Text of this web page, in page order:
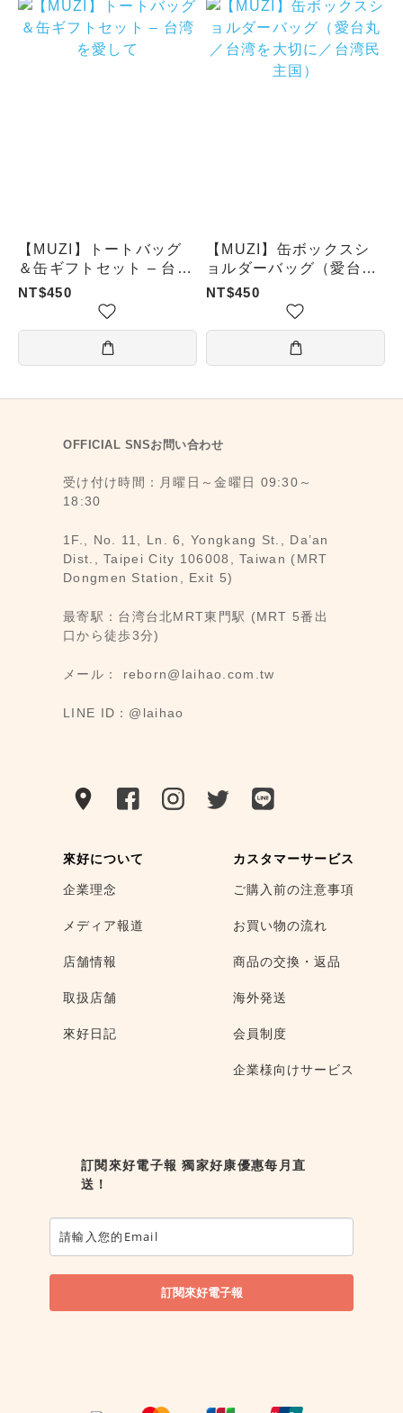
【MUZI】トートバッグ
＆缶ギフトセット – 台湾
を愛して
NT$450
【MUZI】缶ボックスシ
ョルダーバッグ（愛台丸
／台湾を大切に／台湾民
NT$450
OFFICIAL SNSお問い合わせ
受け付け時間：月曜日～金曜日 09:30～
18:30
1F., No. 11, Ln. 6, Yongkang St., Da’an
Dist., Taipei City 106008, Taiwan (MRT
Dongmen Station, Exit 5)
最寄駅：台湾台北MRT東門駅 (MRT 5番出
口から徒歩3分)
メール： reborn@laihao.com.tw
LINE ID：@laihao
來好について
企業理念
メディア報道
店舗情報
取扱店舗
來好日記
カスタマーサービス
ご購入前の注意事項
お買い物の流れ
商品の交換・返品
海外発送
会員制度
企業様向けサービス
訂閱來好電子報 獨家好康優惠每月直
送！
訂閱來好電子報